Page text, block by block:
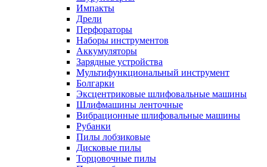
Импакты
Дрели
Перфораторы
Наборы инструментов
Аккумуляторы
Зарядные устройства
Мультифункциональный инструмент
Болгарки
Эксцентриковые шлифовальные машины
Шлифмашины ленточные
Вибрационные шлифовальные машины
Рубанки
Пилы лобзиковые
Дисковые пилы
Торцовочные пилы